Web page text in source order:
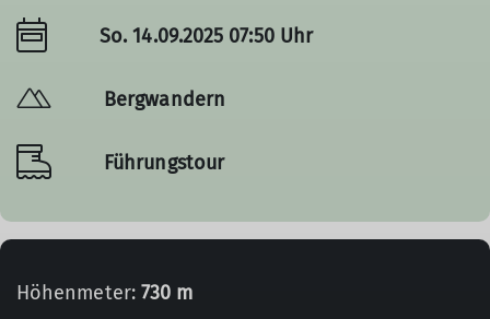
So. 14.09.2025 07:50 Uhr
Bergwandern
Führungstour
Höhenmeter: 730 m